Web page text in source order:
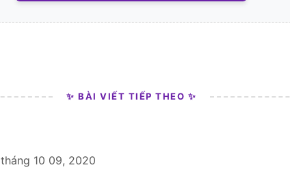
✨ BÀI VIẾT TIẾP THEO ✨
tháng 10 09, 2020